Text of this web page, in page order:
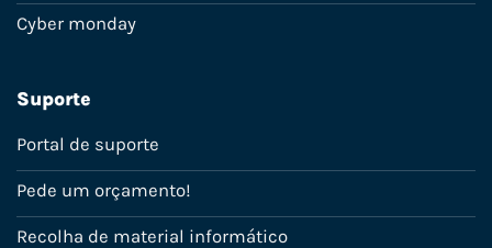
Cyber monday
Suporte
Portal de suporte
Pede um orçamento!
Recolha de material informático